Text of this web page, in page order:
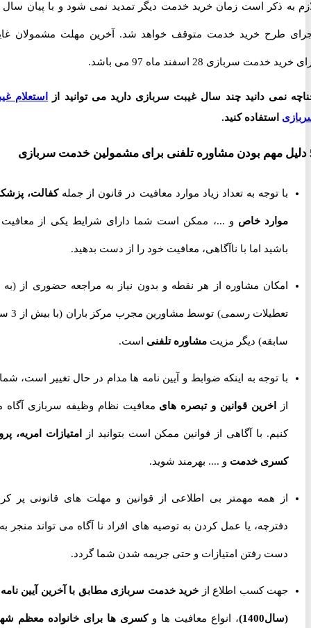
لازم به ذکر است زمان خرید خدمت دیگر تمدید نمی شود و با پیان سال 97
طرح خرید خدمت متوقف خواهد شد. آخرین مهلت مشمولان غایب
سربازی 28 اسفند ماه 97 می باشد.
نمی دانید چند سال غیبت سربازی دارید می توانید ازاستعلام غیبت
استفاده کنید.
با توجه به تعداد زیاد موارد معافیت در قانون از جملهکفالت، پزشکی،
موارد خاصو ...، ممکن است شما دارای شرایط یکی از معافیت ها
باشید اما با ناآگاهی، معافیت خود را از دست بدهید.
امکان مشاوره از هر نقطه و بدون نیاز به مراجعه حضوری از (به جز
تعطیلات رسمی) توسط مشاورین مجرب مرکز باران (با بیش از 3 سال
سابقه) دیگر مزیت مشاوره تلفنیاست.
با توجه به اینکه ضوابط و آیین نامه ها مدام در حال تغییر است، شما را
اخرین قوانین و تبصره هایمعافیت نظام وظیفه سربازی آگاه می
کنیم. با آگاهی از قوانین ممکن است بتوانید ازامتیازات امریه، پروژه
کسری خدمتو .... بهرمند شوید.
از همه مهمتر بی اطلاعی از قوانین و مهلت های قانونی پر کردن
دفترچه، یا عمل کردن به توصیه های افراد نا آگاه می تواند منجر به از
دست رفتن امتیازات و حتی جریمه شدن شما گردد.
جهت کسب اطلاع ازخرید خدمت سربازی مطابق با آخرین آیین نامه ها
(سال1400) ، انواع معافیت ها و کسری ها برای خانواده معظم شهدا،